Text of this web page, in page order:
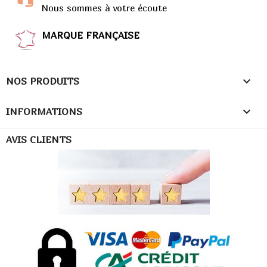
sécurité.
Un lit au sol pour plus d’autonomie et
de sécurité
Montessori. En supprimant la hauteur inutile, on
limite les chutes, on encourage la mobilité et on
lever sans hurler pour qu’on vienne le chercher.
Résultat : moins de stress, plus de fluidité, pour
l’enfant comme pour les parents.
À quel âge installer un lit cabane
Montessori ?
, lorsque l’enfant commence à se déplacer seul.
Certains parents font la transition dès que le lit à
barreaux devient un obstacle ou que l’enfant devient
Nous sommes à votre écoute
MARQUE FRANÇAISE
NOS PRODUITS 
INFORMATIONS 
AVIS CLIENTS